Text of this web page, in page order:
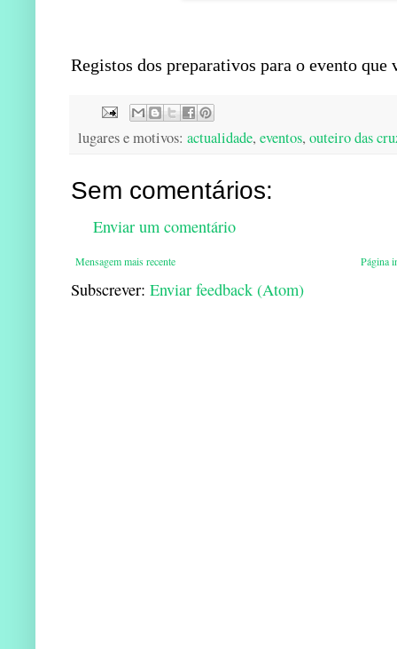
Registos dos preparativos para o evento
lugares e motivos: actualidade, eventos, outeiro das
Sem comentários:
Enviar um comentário
Mensagem mais recente Página
Subscrever: Enviar feedback (Atom)